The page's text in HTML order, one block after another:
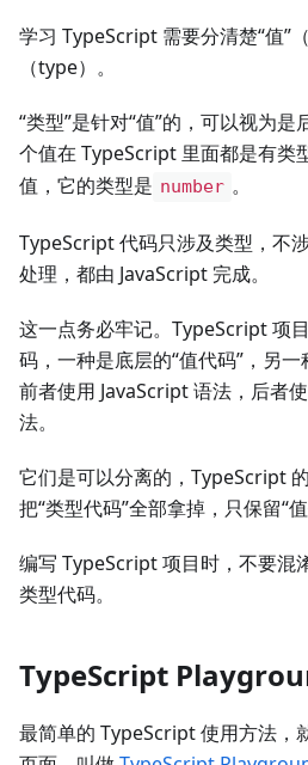
学习 TypeScript 需要分清楚“值”
（type）。
“类型”是针对“值”的，可以视为
个值在 TypeScript 里面都是有类
值，它的类型是 number 。
TypeScript 代码只涉及类型，不
处理，都由 JavaScript 完成。
这一点务必牢记。TypeScript 项
码，一种是底层的“值代码”，另一
前者使用 JavaScript 语法，后者
法。
它们是可以分离的，TypeScript
把“类型代码”全部拿掉，只保留“值
编写 TypeScript 项目时，不要混
类型代码。
TypeScript
最简单的 TypeScript 使用方法，